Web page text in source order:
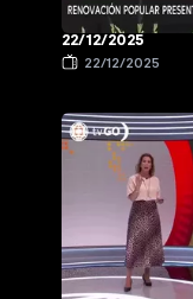
22/12/2025
22/12/2025